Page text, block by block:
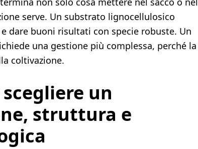
serve. Un substrato lignocellulosico
dare buoni risultati con specie robuste. Un
una gestione più complessa, perché la
coltivazione.
un
struttura e